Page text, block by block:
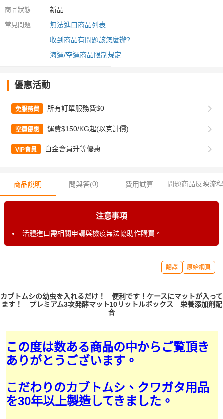
商品狀態 新品
常見問題
無法進口商品列表
收到商品有問題該怎麼辦?
海運/空運商品限制規定
優惠活動
免服務費 所有訂單服務費$0
空運優惠 運費$150/KG起(以克計價)
VIP會員 白金會員升等優惠
商品說明 問與答(0) 費用試算 問題商品反映流程
注意事項
活體進口需相關申請與檢疫無法協助作購買。
翻譯 原始網頁
カブトムシの幼虫を入れるだけ！ 便利です！ケースにマットが入って
ます！ プレミアム3次発酵マット10リットルボックス 栄養添加剤配
合
この度は数ある商品の中からご覧頂き
ありがとうございます。
こだわりのカブトムシ、クワガタ用品
を30年以上製造してきました。